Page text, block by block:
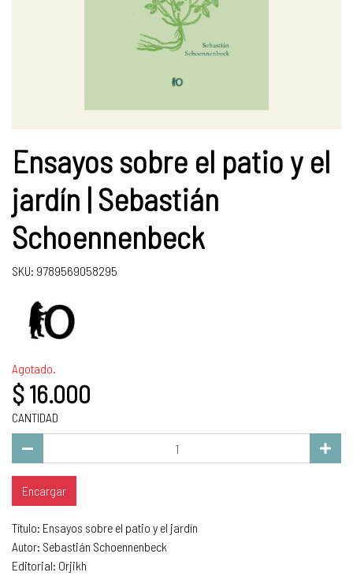
Ensayos sobre el patio y el
jardín | Sebastián
Schoennenbeck
SKU: 9789569058295
Agotado.
$ 16.000
CANTIDAD
Encargar
Título: Ensayos sobre el patio y el jardín
Autor: Sebastián Schoennenbeck
Editorial: Orjikh